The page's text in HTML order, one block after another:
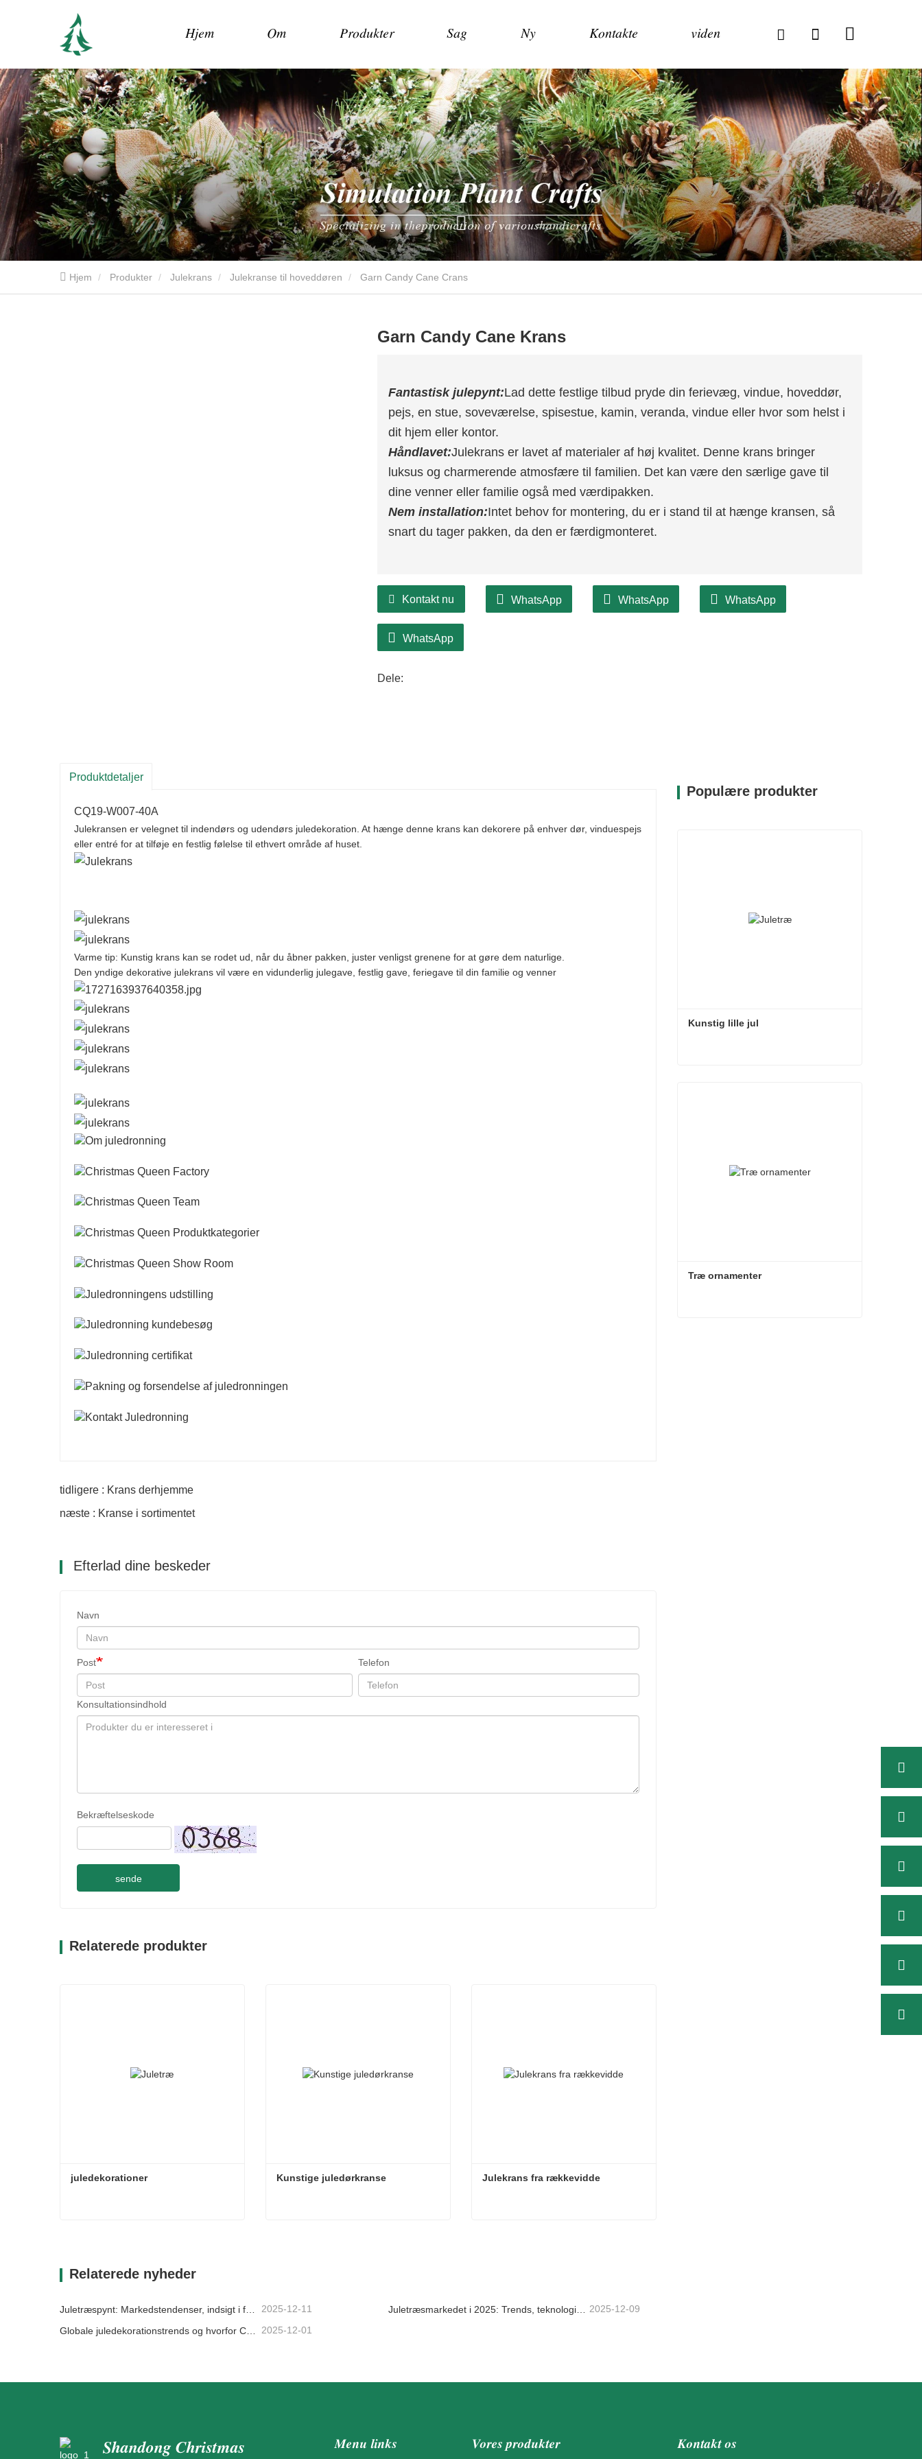
Hjem Om Produkter Sag Ny Kontakte viden
Hjem Produkter Julekrans Julekranse til hoveddøren Garn Candy Cane Crans
Garn Candy Cane Krans
Fantastisk julepynt:Lad dette festlige tilbud pryde din ferievæg, vindue, hoveddør,
pejs, en stue, soveværelse, spisestue, kamin, veranda, vindue eller hvor som helst i
dit hjem eller kontor.
Håndlavet:Julekrans er lavet af materialer af høj kvalitet. Denne krans bringer
luksus og charmerende atmosfære til familien. Det kan være den særlige gave til
dine venner eller familie også med værdipakken.
Nem installation:Intet behov for montering, du er i stand til at hænge kransen, så
snart du tager pakken, da den er færdigmonteret.
Kontakt nu WhatsApp WhatsApp WhatsApp
WhatsApp
Dele:
Produktdetaljer
CQ19-W007-40A
Julekransen er velegnet til indendørs og udendørs juledekoration. At hænge denne krans kan dekorere på enhver dør, vinduespejs
eller entré for at tilføje en festlig følelse til ethvert område af huset.
Varme tip: Kunstig krans kan se rodet ud, når du åbner pakken, juster venligst grenene for at gøre dem naturlige.
Den yndige dekorative julekrans vil være en vidunderlig julegave, festlig gave, feriegave til din familie og venner
tidligere : Krans derhjemme
næste : Kranse i sortimentet
Efterlad dine beskeder
Navn
Post Telefon
Konsultationsindhold
Bekræftelseskode
sende
Relaterede produkter
juledekorationer Kunstige juledørkranse Julekrans fra rækkevidde
Relaterede nyheder
2025-12-11 Juletræsmarkedet i 2025: Trends, teknologier og indkøbsguide til B2B-købere 2025-12-09
Globale juledekorationstrends og hvorfor Christmas Queen fortsat fører an på markedet 2025-12-01
Populære produkter
Kunstig lille jul
Træ ornamenter
Shandong Christmas
Menu links Vores produkter Kontakt os